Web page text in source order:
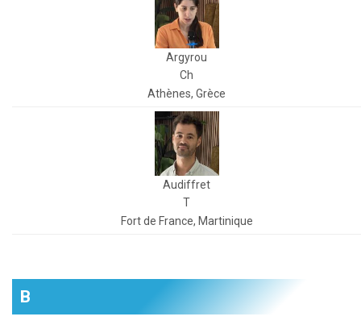
Argyrou
Ch
Athènes, Grèce
Audiffret
T
Fort de France, Martinique
B